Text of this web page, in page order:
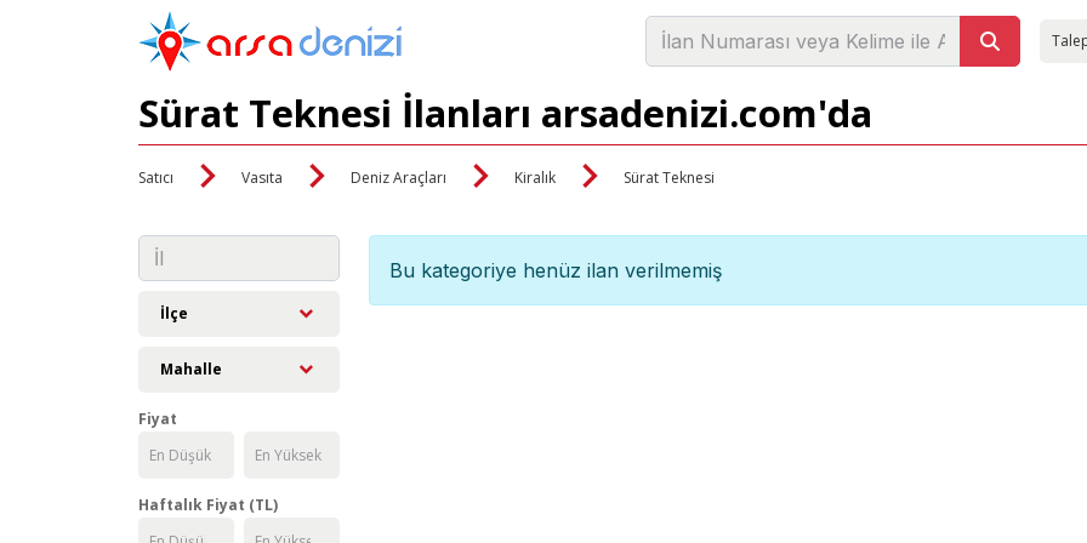
Sürat Teknesi İlanları arsadenizi.com'da
Satıcı Vasıta Deniz Araçları Kiralık Sürat Teknesi
İlçe
Mahalle
Fiyat
Haftalık Fiyat (TL)
Bu kategoriye henüz ilan verilmemiş